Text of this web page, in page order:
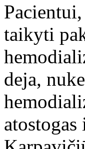
taikyti
deja,